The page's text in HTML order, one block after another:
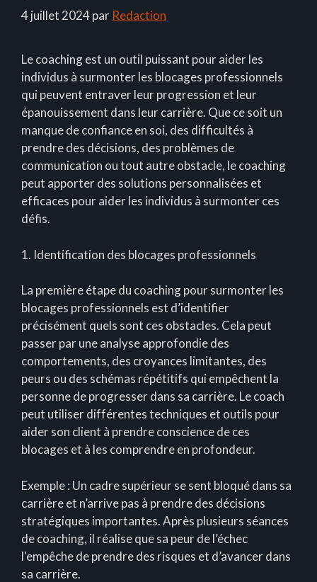
4 juillet 2024par Redaction
Le coaching est un outil puissant pour aider les
individus à surmonter les blocages professionnels
qui peuvent entraver leur progression et leur
épanouissement dans leur carrière. Que ce soit un
manque de confiance en soi, des difficultés à
prendre des décisions, des problèmes de
communication ou tout autre obstacle, le coaching
peut apporter des solutions personnalisées et
efficaces pour aider les individus à surmonter ces
défis.
1. Identification des blocages professionnels
La première étape du coaching pour surmonter les
blocages professionnels est d’identifier
précisément quels sont ces obstacles. Cela peut
passer par une analyse approfondie des
comportements, des croyances limitantes, des
peurs ou des schémas répétitifs qui empêchent la
personne de progresser dans sa carrière. Le coach
peut utiliser différentes techniques et outils pour
aider son client à prendre conscience de ces
blocages et à les comprendre en profondeur.
Exemple : Un cadre supérieur se sent bloqué dans sa
carrière et n’arrive pas à prendre des décisions
stratégiques importantes. Après plusieurs séances
de coaching, il réalise que sa peur de l’échec
l'empêche de prendre des risques et d’avancer dans
sa carrière.